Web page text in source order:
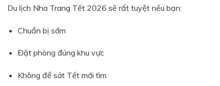
Du lịch Nha Trang Tết 2026 sẽ rất tuyệt nếu bạn:
Chuẩn bị sớm
Đặt phòng đúng khu vực
Không để sát Tết mới tìm